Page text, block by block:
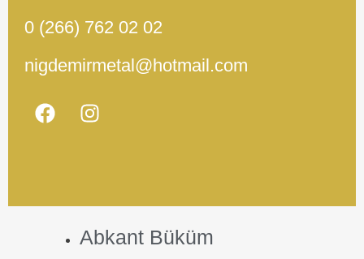
0 (266) 762 02 02
nigdemirmetal@hotmail.com
Abkant Büküm